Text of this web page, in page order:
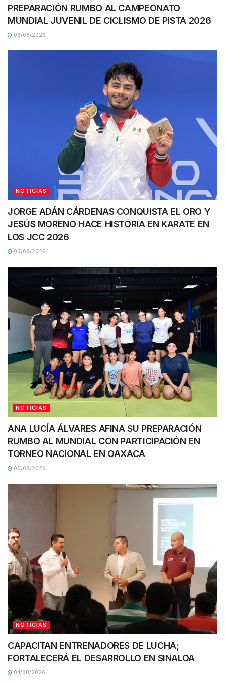
PREPARACIÓN RUMBO AL CAMPEONATO
MUNDIAL JUVENIL DE CICLISMO DE PISTA 2026
06/08/2026
NOTICIAS
JORGE ADÁN CÁRDENAS CONQUISTA EL ORO Y
JESÚS MORENO HACE HISTORIA EN KARATE EN
LOS JCC 2026
06/08/2026
NOTICIAS
ANA LUCÍA ÁLVARES AFINA SU PREPARACIÓN
RUMBO AL MUNDIAL CON PARTICIPACIÓN EN
TORNEO NACIONAL EN OAXACA
05/08/2026
NOTICIAS
CAPACITAN ENTRENADORES DE LUCHA;
FORTALECERÁ EL DESARROLLO EN SINALOA
04/08/2026